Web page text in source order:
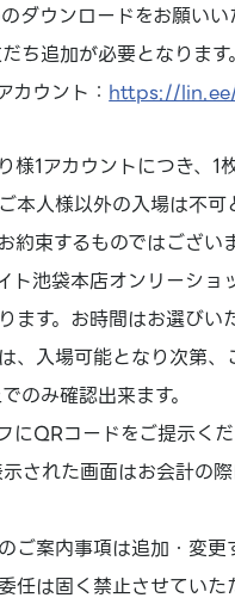
ダウンロードをお願いい
ち追加が必要となります。
カウント：https://
様1アカウントにつき、1
本人様以外の入場は不可
約束するものではござい
ト池袋本店オンリーシ
ます。お時間はお選びい
、入場可能となり次第
のみ確認出来ます。
にQRコードをご提示くだ
された画面はお会計の
ご案内事項は追加・変更
任は固く禁止させていた